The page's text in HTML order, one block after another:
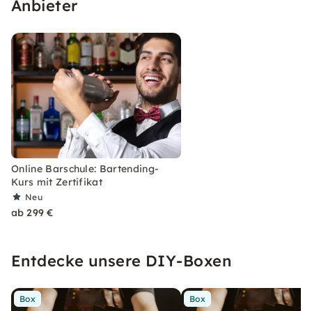
Anbieter
Online Barschule: Bartending-
Kurs mit Zertifikat
Neu
ab 299 €
Entdecke unsere DIY-Boxen
Box Box